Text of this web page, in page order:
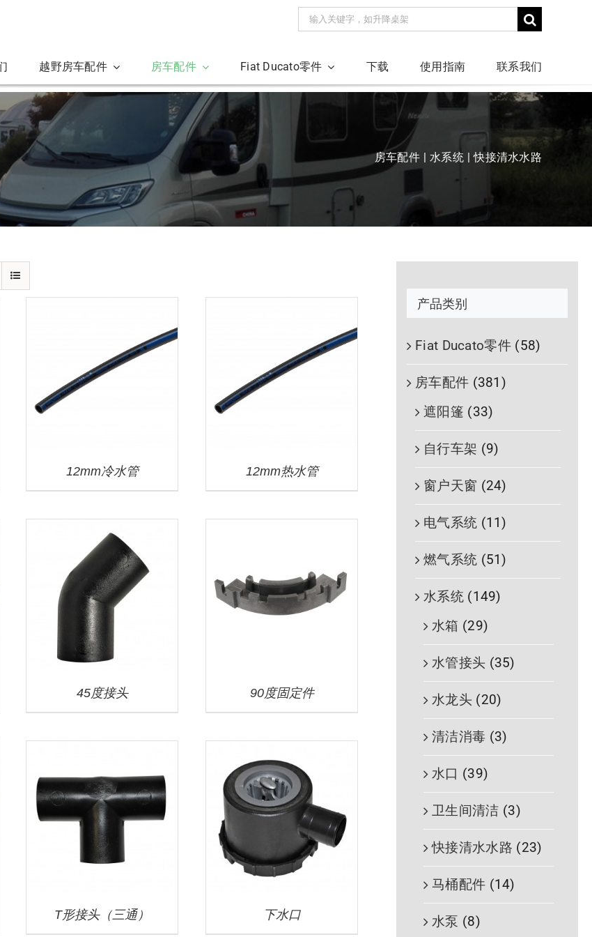
搜
越野房车配件 房车配件 Fiat Ducato零件 下载 使用指南 联系我们
房车配件 水系统 快接清水水路
12mm冷水管 12mm热水管
45度接头 90度固定件
T形接头（三通） 下水口
产品类别
Fiat Ducato零件 (58)
房车配件 (381)
遮阳篷 (33)
自行车架 (9)
窗户天窗 (24)
电气系统 (11)
燃气系统 (51)
水系统 (149)
水箱 (29)
水管接头 (35)
水龙头 (20)
清洁消毒 (3)
水口 (39)
卫生间清洁 (3)
快接清水水路 (23)
马桶配件 (14)
水泵 (8)